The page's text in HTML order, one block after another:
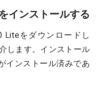
インストールする
Liteをダウンロードし
します。インストール
インストール済みであ